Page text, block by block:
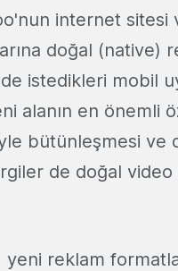
internet sitesi
doğal (native)
istedikleri mobil
alanın en önemli
bütünleşmesi ve
de doğal
reklam